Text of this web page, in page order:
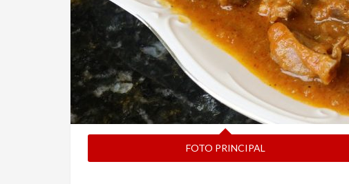
FOTO PRINCIPAL